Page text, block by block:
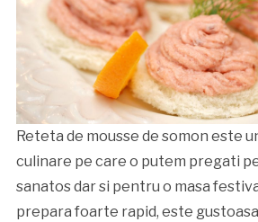
Reteta de mousse de somon este
culinare pe care o putem pregati
sanatos dar si pentru o masa
prepara foarte rapid, este